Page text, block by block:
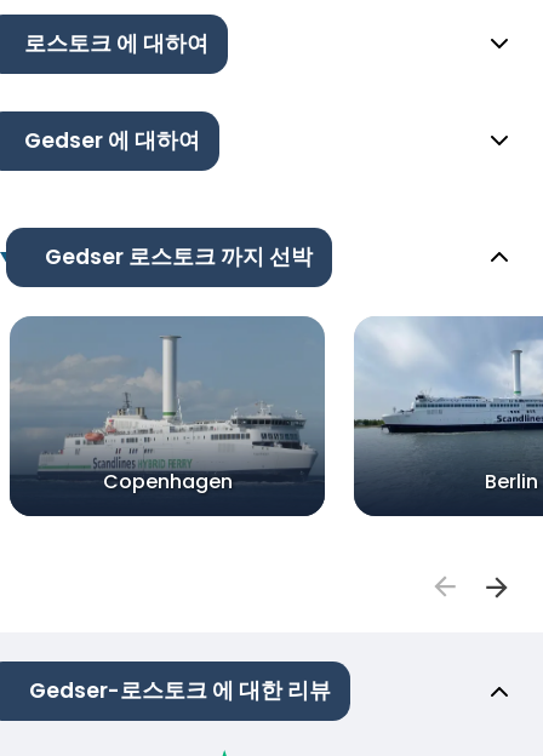
로스토크 에 대하여
Gedser 에 대하여
Gedser 로스토크 까지 선박
Copenhagen Berlin
Gedser-로스토크 에 대한 리뷰